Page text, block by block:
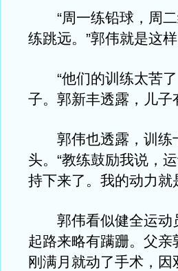
“周一练铅球，周二
练跳远。”郭伟就是这
“他们的训练太苦了
子。郭新丰透露，儿
郭伟也透露，训练
头。“教练鼓励我说，
持下来了。我的动力就
郭伟看似健全运动
起路来略有蹒跚。父
刚满月就动了手术，